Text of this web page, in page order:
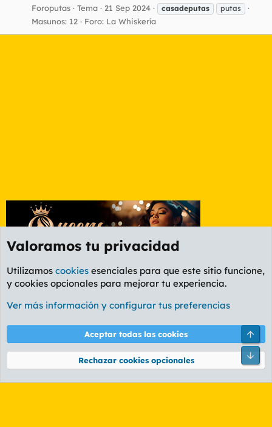
Foroputas Tema 21 Sep 2024 casadeputas putas
Masunos: 12 Foro: La Whiskería
Etiquetas
Cookies
PL OLDSTYLE AMARILLO
Términos y reglas Política de privacidad Ayuda
Community platform by XenForo® © 2010-2026 XenForo Ltd.
Valoramos tu privacidad
Utilizamos cookies esenciales para que este sitio funcione,
y cookies opcionales para mejorar tu experiencia.
Ver más información y configurar tus preferencias
Aceptar todas las cookies
Rechazar cookies opcionales
Pie